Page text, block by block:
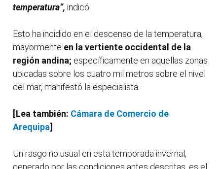
temperatura”, indicó.
Esto ha incidido en el descenso de la temperatura,
mayormente en la vertiente occidental de la
región andina; específicamente en aquellas zonas
ubicadas sobre los cuatro mil metros sobre el nivel
del mar, manifestó la especialista.
[Lea también: Cámara de Comercio de
Arequipa]
Un rasgo no usual en esta temporada invernal,